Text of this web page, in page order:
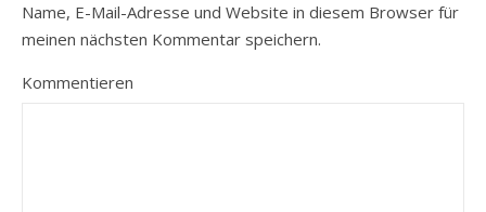
Name, E-Mail-Adresse und Website in diesem Browser für
meinen nächsten Kommentar speichern.
Kommentieren